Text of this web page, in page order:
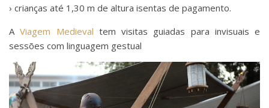
› crianças até 1,30 m de altura isentas de pagamento.
AViagem Medieval tem visitas guiadas para invisuais e
sessões com linguagem gestual